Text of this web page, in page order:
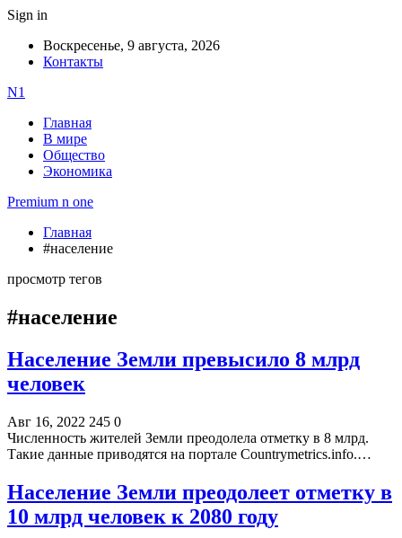
Sign in
Воскресенье, 9 августа, 2026
Контакты
N1
Главная
В мире
Общество
Экономика
Premium n one
Главная
#население
просмотр тегов
#население
Население Земли превысило 8 млрд
человек
Авг 16, 2022 245 0
Численность жителей Земли преодолела отметку в 8 млрд.
Такие данные приводятся на портале Countrymetrics.info.…
Население Земли преодолеет отметку в
10 млрд человек к 2080 году